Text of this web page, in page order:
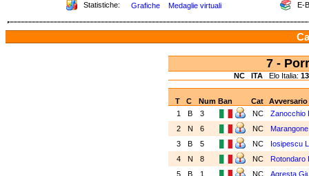
Statistiche: Grafiche Medaglie virtuali E-
7 -
NC ITAElo Italia:
T C NumBan Cat
Avversario
1
B 3 NC
Zanocchio
2
N 6 NC
3
B 5 NC
Iosipescu
4
N 8 NC
Rotondaro
5
B 1 NC Agresta